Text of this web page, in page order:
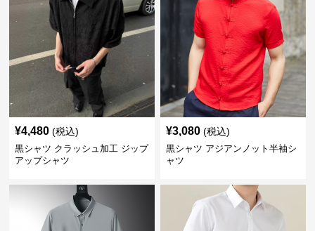
¥4,480 (税込)
黒シャツ クラッシュ加工 ジップ
アップシャツ
¥3,080 (税込)
黒シャツ アジアンノット半袖シ
ャツ